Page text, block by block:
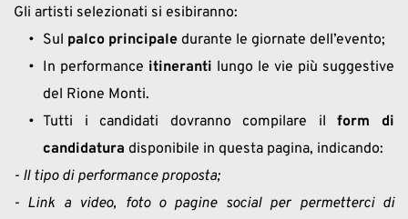
Gli artisti selezionati si esibiranno:
Sul palco principale durante le giornate dell’evento;
In performance itineranti lungo le vie più suggestive
del Rione Monti.
Tutti i candidati dovranno compilare il form di
candidatura disponibile in questa pagina, indicando:
- Il tipo di performance proposta;
- Link a video, foto o pagine social per permetterci di